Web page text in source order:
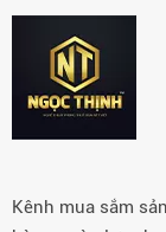
Kênh mua sắm